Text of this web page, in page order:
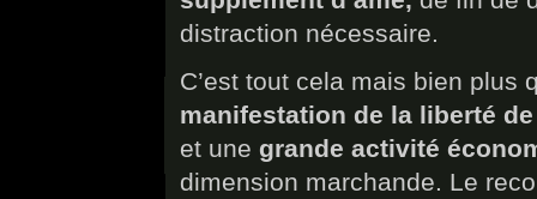
distraction nécessaire.
C’est tout cela mais bien plus
manifestation de la liberté de
et une grande activité
dimension marchande. Le